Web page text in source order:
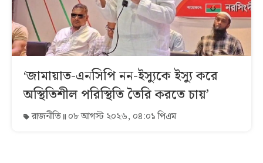
‘জামায়াত-এনসিপি নন-ইস্যুকে ইস্যু করে
অস্থিতিশীল পরিস্থিতি তৈরি করতে চায়’
রাজনীতি ০৮ আগস্ট ২০২৬, ০৪:০১ পিএম